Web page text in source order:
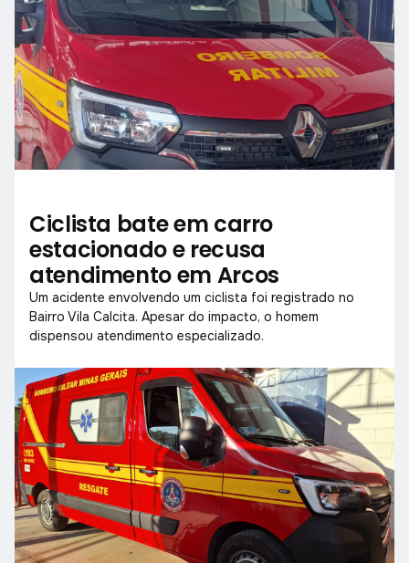
Ciclista bate em carro
estacionado e recusa
atendimento em Arcos
Um acidente envolvendo um ciclista foi registrado no
Bairro Vila Calcita. Apesar do impacto, o homem
dispensou atendimento especializado.